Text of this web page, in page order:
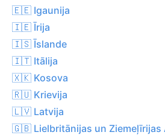
🇪🇪 Igaunija
🇮🇪 Īrija
🇮🇸 Īslande
🇮🇹 Itālija
🇽🇰 Kosova
🇷🇺 Krievija
🇱🇻 Latvija
🇬🇧 Lielbritānijas un Ziemeļīrijas